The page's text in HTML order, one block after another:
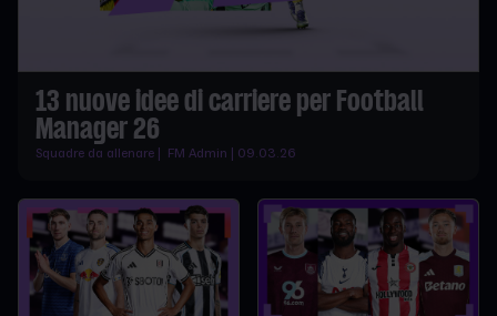
13 nuove idee di carriere per Football
Manager 26
Squadre da allenare | FM Admin | 09.03.26